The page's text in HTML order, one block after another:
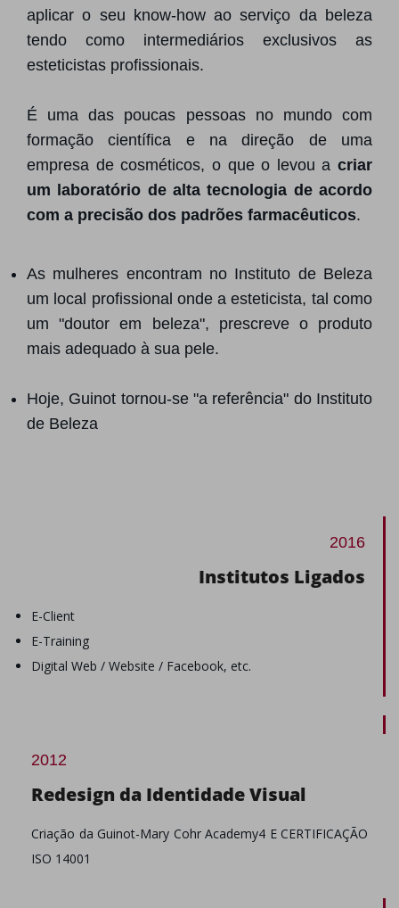
aplicar o seu know-how ao serviço da beleza
tendo como intermediários exclusivos as
esteticistas profissionais.
É uma das poucas pessoas no mundo com
formação científica e na direção de uma
empresa de cosméticos, o que o levou a criar
um laboratório de alta tecnologia de acordo
com a precisão dos padrões farmacêuticos.
As mulheres encontram no Instituto de Beleza
um local profissional onde a esteticista, tal como
um "doutor em beleza", prescreve o produto
mais adequado à sua pele.
Hoje, Guinot tornou-se "a referência" do Instituto
de Beleza
2016
Institutos Ligados
E-Client
E-Training
Digital Web / Website / Facebook, etc.
2012
Redesign da Identidade Visual
Criação da Guinot-Mary Cohr Academy4 E CERTIFICAÇÃO
ISO 14001